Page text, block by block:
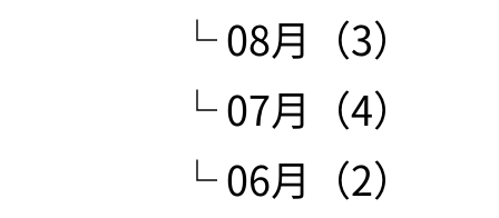
└ 08月（3）
└ 07月（4）
└ 06月（2）